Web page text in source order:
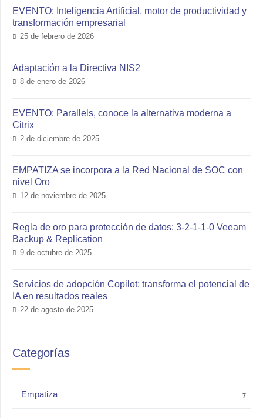
EVENTO: Inteligencia Artificial, motor de productividad y
transformación empresarial
25 de febrero de 2026
Adaptación a la Directiva NIS2
8 de enero de 2026
EVENTO: Parallels, conoce la alternativa moderna a
Citrix
2 de diciembre de 2025
EMPATIZA se incorpora a la Red Nacional de SOC con
nivel Oro
12 de noviembre de 2025
Regla de oro para protección de datos: 3-2-1-1-0 Veeam
Backup & Replication
9 de octubre de 2025
Servicios de adopción Copilot: transforma el potencial de
IA en resultados reales
22 de agosto de 2025
Categorías
Empatiza 7